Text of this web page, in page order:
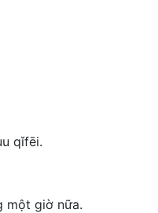
qǐfēi.
một giờ nữa.